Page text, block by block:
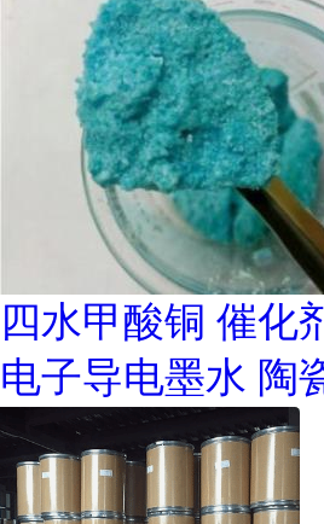
四水甲酸铜 催化
电子导电墨水 陶